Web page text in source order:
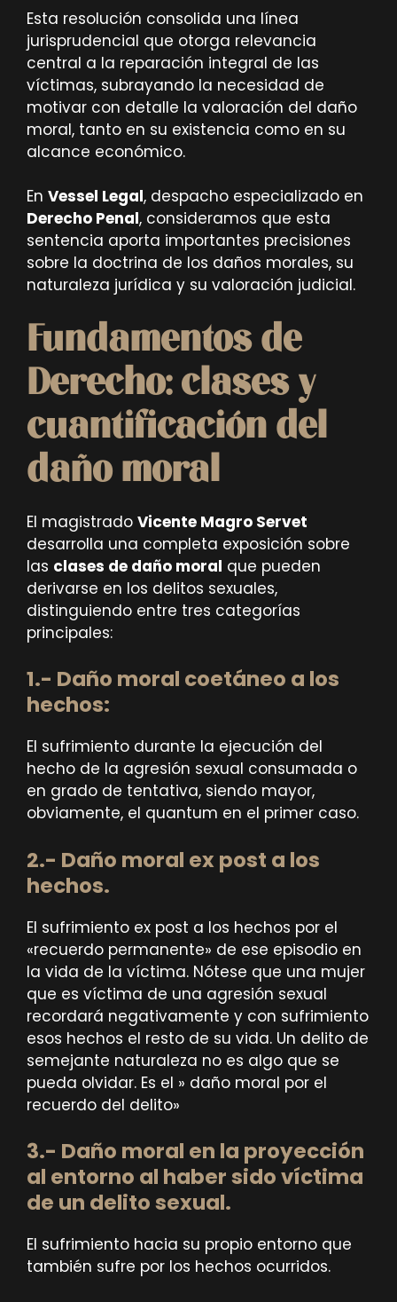
Esta resolución consolida una línea
jurisprudencial que otorga relevancia
central a la reparación integral de las
víctimas, subrayando la necesidad de
motivar con detalle la valoración del daño
moral, tanto en su existencia como en su
alcance económico.
En Vessel Legal, despacho especializado en
Derecho Penal, consideramos que esta
sentencia aporta importantes precisiones
sobre la doctrina de los daños morales, su
naturaleza jurídica y su valoración judicial.
Fundamentos de
Derecho: clases y
cuantificación del
daño moral
El magistrado Vicente Magro Servet
desarrolla una completa exposición sobre
las clases de daño moral que pueden
derivarse en los delitos sexuales,
distinguiendo entre tres categorías
principales:
1.- Daño moral coetáneo a los
hechos:
El sufrimiento durante la ejecución del
hecho de la agresión sexual consumada o
en grado de tentativa, siendo mayor,
obviamente, el quantum en el primer caso.
2.- Daño moral ex post a los
hechos.
El sufrimiento ex post a los hechos por el
«recuerdo permanente» de ese episodio en
la vida de la víctima. Nótese que una mujer
que es víctima de una agresión sexual
recordará negativamente y con sufrimiento
esos hechos el resto de su vida. Un delito de
semejante naturaleza no es algo que se
pueda olvidar. Es el » daño moral por el
recuerdo del delito»
3.- Daño moral en la proyección
al entorno al haber sido víctima
de un delito sexual.
El sufrimiento hacia su propio entorno que
también sufre por los hechos ocurridos.